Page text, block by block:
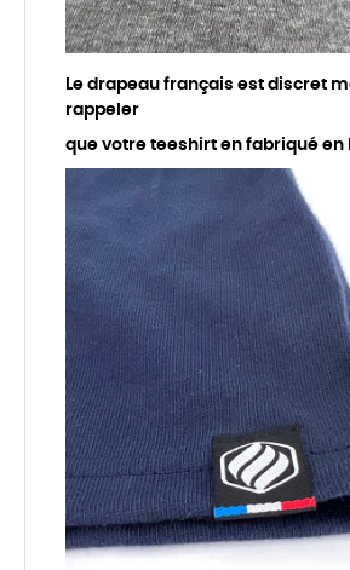
Le drapeau français est discret
rappeler
que votre teeshirt en fabriqué en